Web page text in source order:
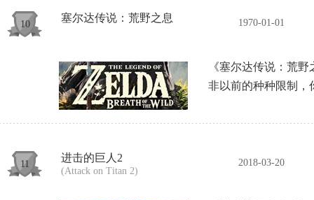
10
塞尔达传说：荒野之息 1970-01-01
《塞尔达传说：荒
非以前的种种限制
11
进击的巨人2
(Attack on Titan 2)
2018-03-20